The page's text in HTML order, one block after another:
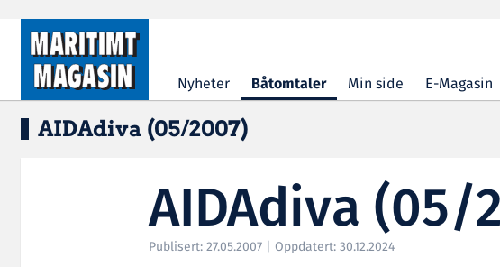
Hopp til hovedinnhold
Nyheter Båtomtaler Min side E-Magasin
AIDAdiva (05/2007)
AIDAdiva (05/
Publisert: 27.05.2007 | Oppdatert: 30.12.2024